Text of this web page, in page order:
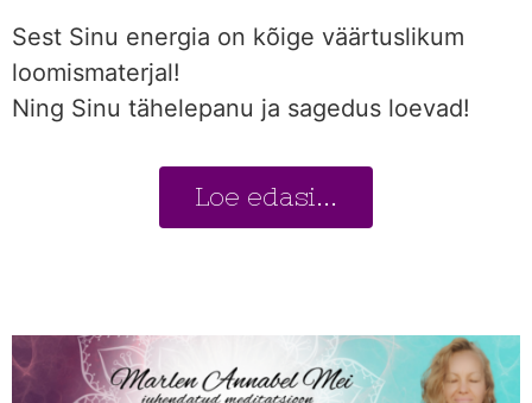
Sest Sinu energia on kõige väärtuslikum
loomismaterjal!
Ning Sinu tähelepanu ja sagedus loevad!
Loe edasi...